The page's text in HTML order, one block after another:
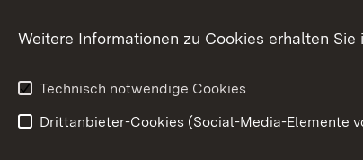
Weitere Informationen zu Cookies erhalten Sie
Technisch notwendige Cookies
Drittanbieter-Cookies (Social-Media-Elemente